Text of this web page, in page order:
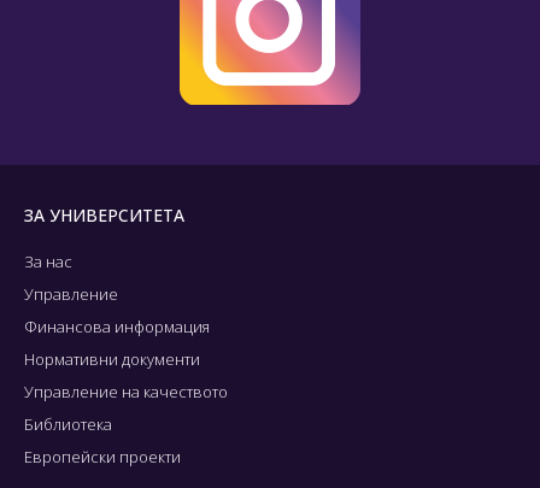
ЗА УНИВЕРСИТЕТА
За нас
Управление
Финансова информация
Нормативни документи
Управление на качеството
Библиотека
Европейски проекти